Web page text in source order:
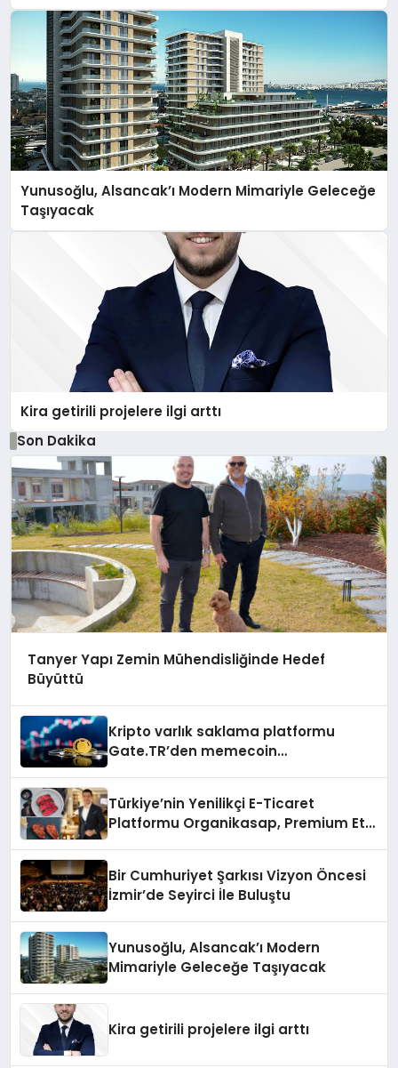
Yunusoğlu, Alsancak’ı Modern Mimariyle Geleceğe
Taşıyacak
Kira getirili projelere ilgi arttı
Son Dakika
Tanyer Yapı Zemin Mühendisliğinde Hedef
Büyüttü
Kripto varlık saklama platformu
Gate.TR’den memecoin
Türkiye’nin Yenilikçi E-Ticaret
Platformu Organikasap, Premium Et
Bir Cumhuriyet Şarkısı Vizyon Öncesi
İzmir’de Seyirci İle Buluştu
Yunusoğlu, Alsancak’ı Modern
Mimariyle Geleceğe Taşıyacak
Kira getirili projelere ilgi arttı